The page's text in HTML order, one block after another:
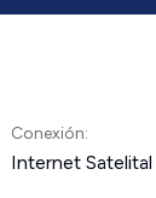
Conexión:
Internet Satelital